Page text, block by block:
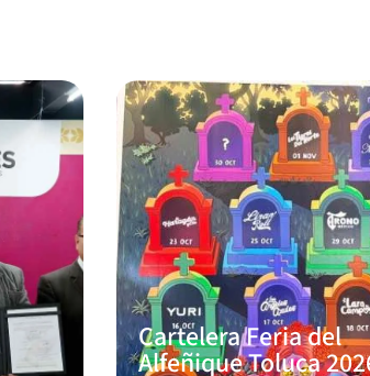
Cartelera Feria del
Alfeñique Toluca